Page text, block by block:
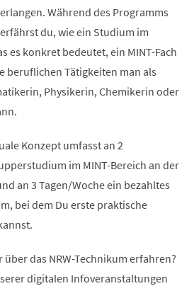
Während des Programms
du, wie ein Studium im
es konkret bedeutet, ein MINT-Fach
beruflichen Tätigkeiten man als
Physikerin, Chemikerin oder
Konzept umfasst an 2
im MINT-Bereich an der
an 3 Tagen/Woche ein bezahltes
bei dem Du erste praktische
das NRW-Technikum erfahren?
digitalen Infoveranstaltungen